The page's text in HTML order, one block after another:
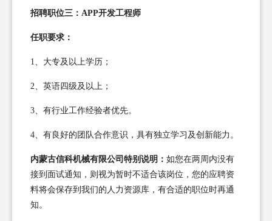
招聘职位三：APP开发工程师
任职要求：
1、大专及以上学历；
2、英语四级及以上；
3、有行业工作经验者优先。
4、有良好的团队合作意识，具有独立学习及创新能力。
内蒙古信科机械有限公司特别说明： 如您在两周内没有
接到面试通知，则视为暂时不适合该岗位，您的应聘资
料将会保存到我们的人力资源库，有合适的职位时再通
知。